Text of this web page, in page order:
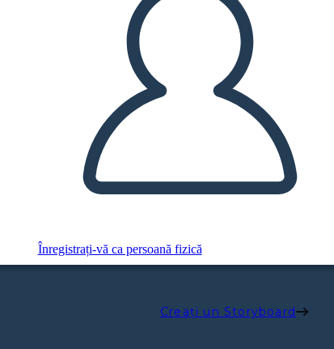
Înregistrați-vă ca persoană fizică
Creați un Storyboard